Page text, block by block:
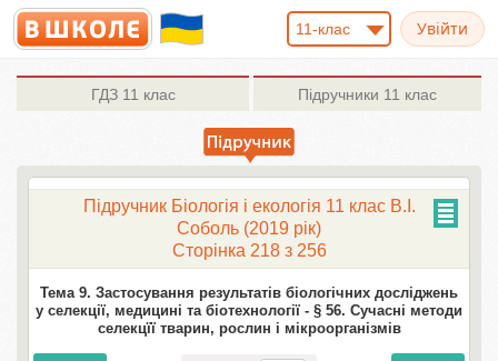
11-клас
ГДЗ11 клас Підручники 11 клас
Підручник Біологія і екологія 11 клас В.І.
Соболь (2019 рік)
Сторінка 218 з 256
Тема 9. Застосування результатів біологічних досліджень
у селекції, медицині та біотехнології - § 56. Сучасні методи
селекцїї тварин, рослин і мікроорганізмів